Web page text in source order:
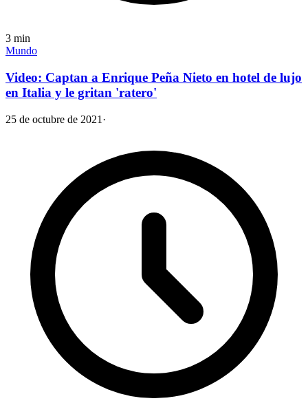
3 min
Mundo
Video: Captan a Enrique Peña Nieto en hotel de lujo
en Italia y le gritan 'ratero'
25 de octubre de 2021 ·